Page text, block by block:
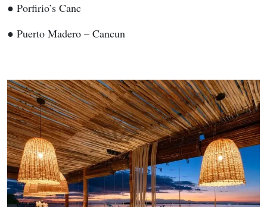
● Porfirio’s Canc
● Puerto Madero – Cancun